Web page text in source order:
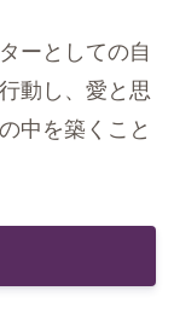
ーとしての自
動し、愛と思
中を築くこと